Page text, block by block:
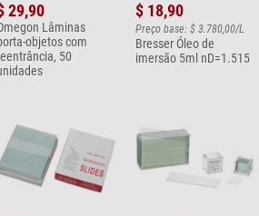
29,90
Lâminas
objetos com
50
$ 18,90
Preço base: $ 3.780,00/L
Bresser Óleo de
imersão 5ml nD=1.515